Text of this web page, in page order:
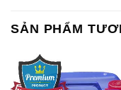
SẢN PHẨM